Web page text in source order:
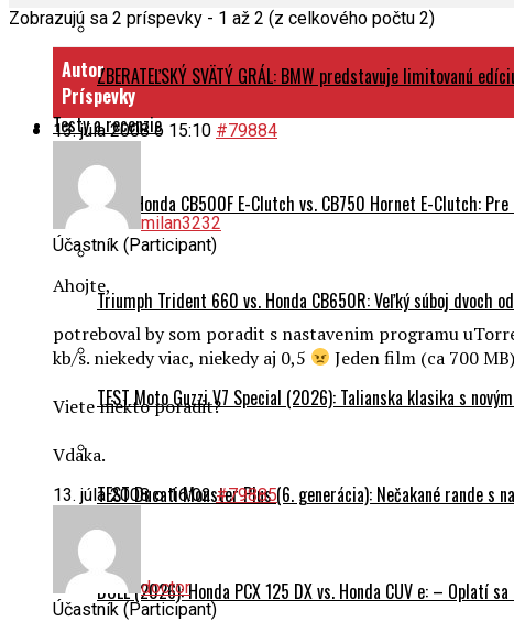
ZBERATEĽSKÝ SVÄTÝ GRÁL: BMW predstavuje limitovanú
Testy a recenzie
TEST Honda CB500F E-Clutch vs. CB750 Hornet E-Clutch:
Triumph Trident 660 vs. Honda CB650R: Veľký súboj dvoch
TEST Moto Guzzi V7 Special (2026): Talianska klasika s
TEST Ducati Monster Plus (6. generácia): Nečakané rande s
DUEL (2026): Honda PCX 125 DX vs. Honda CUV e: – Oplatí
Zobrazujú sa 2 príspevky - 1 až 2 (z celkového počtu 2)
Autor
Príspevky
13. júla 2008 o 15:10 #79884
milan3232
Účastník (Participant)
Ahojte,
potreboval by som poradit s nastavenim programu
kb/s. niekedy viac, niekedy aj 0,5
Jeden film (ca 700
Viete niekto poradit?
Vdaka.
13. júla 2008 o 16:02 #79885
doctor
Účastník (Participant)